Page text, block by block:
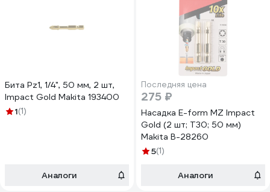
Бита Рz1, 1/4", 50 мм, 2 шт,
Impact Gold Makita 193400
1(1)
Аналоги
Последняя цена
275 ₽
Насадка E-form MZ Impact
Gold (2 шт; T30; 50 мм)
Makita B-28260
5(1)
Аналоги